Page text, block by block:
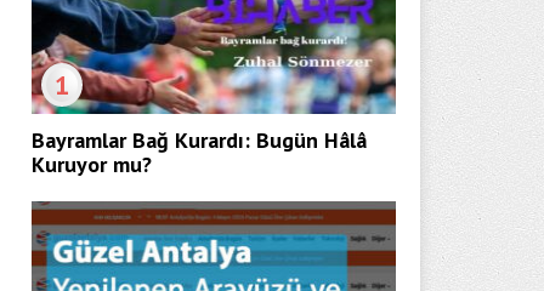
1
Bayramlar Bağ Kurardı: Bugün Hâlâ
Kuruyor mu?